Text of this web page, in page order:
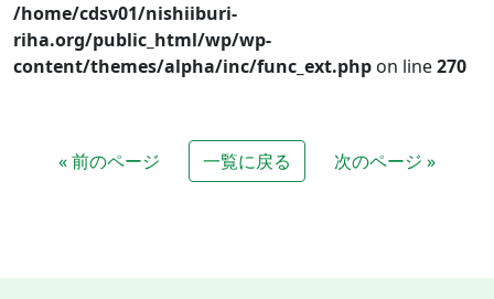
/home/cdsv01/nishiiburi-
riha.org/public_html/wp/wp-
content/themes/alpha/inc/func_ext.php on line270
« 前のページ 一覧に戻る 次のページ »